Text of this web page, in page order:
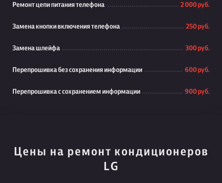
Ремонт цепи питания телефона 2 000 руб.
Замена кнопки включения телефона 250 руб.
Замена шлейфа 300 руб.
Перепрошивка без сохранения информации 600 руб.
Перепрошивка с сохранением информации 900 руб.
Цены на ремонт кондиционеров
LG